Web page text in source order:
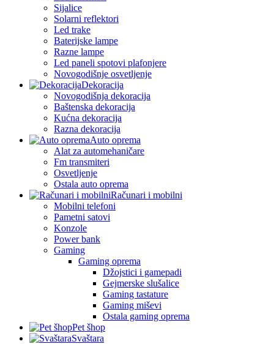
Sijalice
Solarni reflektori
Led trake
Baterijske lampe
Razne lampe
Led paneli spotovi plafonjere
Novogodišnje osvetljenje
Dekoracija
Novogodišnja dekoracija
Baštenska dekoracija
Kućna dekoracija
Razna dekoracija
Auto oprema
Alat za automehaničare
Fm transmiteri
Osvetljenje
Ostala auto oprema
Računari i mobilni
Mobilni telefoni
Pametni satovi
Konzole
Power bank
Gaming
Gaming oprema
Džojstici i gamepadi
Gejmerske slušalice
Gaming tastature
Gaming miševi
Ostala gaming oprema
Pet šhop
Svaštara